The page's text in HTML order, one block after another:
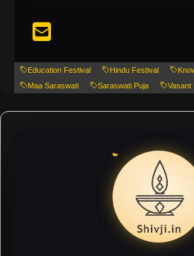
Education Festival Hindu Festival
Maa Saraswati
Saraswati Puja Vasant